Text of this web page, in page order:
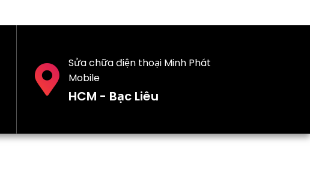
Sửa chữa điện thoại Minh Phát
Mobile
HCM - Bạc Liêu